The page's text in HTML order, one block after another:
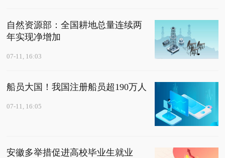
自然资源部：全国耕地总量连续两
年实现净增加
07-11, 16:03
船员大国！我国注册船员超190万人
07-11, 16:05
安徽多举措促进高校毕业生就业